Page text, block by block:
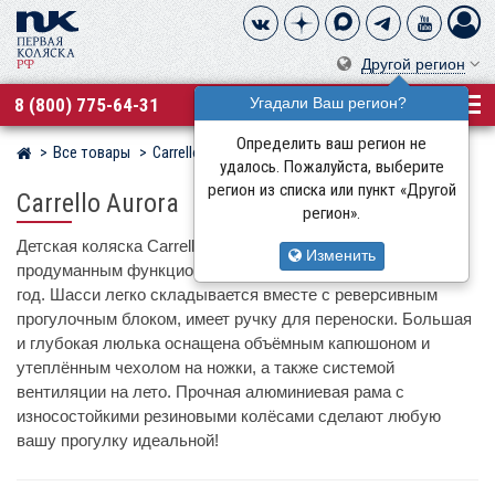
Другой регион
Угадали Ваш регион?
Определить ваш регион не
удалось. Пожалуйста, выберите
регион из списка или пункт «Другой
регион».
Изменить
8 (800) 775-64-31
Магазин детских колясок
Все товары Carrello
Carrello Aurora
Детская коляска Carrello Aurora отличается максимально
продуманным функционалом для эксплуатации круглый
год. Шасси легко складывается вместе с реверсивным
прогулочным блоком, имеет ручку для переноски. Большая
и глубокая люлька оснащена объёмным капюшоном и
утеплённым чехолом на ножки, а также системой
вентиляции на лето. Прочная алюминиевая рама с
износостойкими резиновыми колёсами сделают любую
вашу прогулку идеальной!